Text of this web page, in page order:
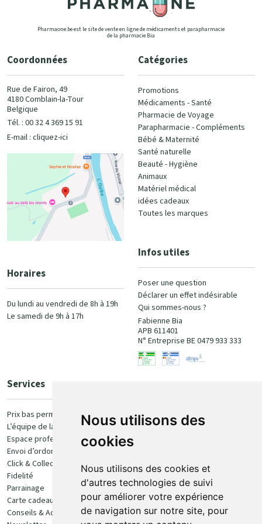
Nous utilisons des
cookies
Nous utilisons des cookies et
d'autres technologies de suivi
pour améliorer votre expérience
de navigation sur notre site, pour
Pharmaone.be est le site de vente en ligne de médicaments et parapharmacie
de la pharmacie Bia
Coordonnées
Rue de Fairon, 49
4180 Comblain-la-Tour
Belgique
Tél. : 00 32 4 369 15 91
E-mail : cliquez-ici
Horaires
Du lundi au vendredi de 8h à 19h
Le samedi de 9h à 17h
Catégories
Promotions
Médicaments - Santé
Pharmacie de Voyage
Parapharmacie - Compléments
Bébé & Maternité
Santé naturelle
Beauté - Hygiène
Animaux
Matériel médical
idées cadeaux
Toutes les marques
Infos utiles
Poser une question
Déclarer un effet indésirable
Qui sommes-nous ?
Fabienne Bia
APB 611401
N° Entreprise BE 0479 933 333
Services
Prix bas permanent
L’équipe de la pharmacie
Espace professionnel
Envoi d’ordonnance
Click & Collect
Fidelité
Parrainage
Carte cadeau
Conseils & Actualités
100% sécurisé
Retrait et livraison